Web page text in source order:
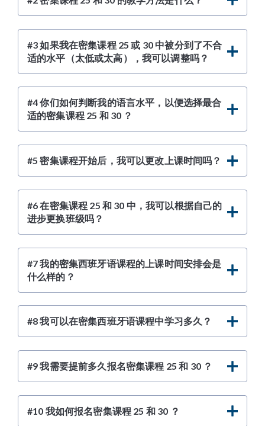
#3 如果我在密集课程 25 或 30 中被分到了不合
适的水平（太低或太高），我可以调整吗？
#4 你们如何判断我的语言水平，以便选择最合
适的密集课程 25 和 30 ？
#5 密集课程开始后，我可以更改上课时间吗？
#6 在密集课程 25 和 30 中，我可以根据自己的
进步更换班级吗？
#7 我的密集西班牙语课程的上课时间安排会是
什么样的？
#8 我可以在密集西班牙语课程中学习多久？
#9 我需要提前多久报名密集课程 25 和 30 ？
#10 我如何报名密集课程 25 和 30 ？